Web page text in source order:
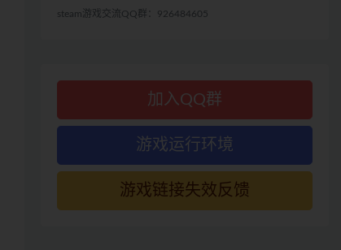
steam游戏交流QQ群：926484605
加入QQ群
游戏运行环境
游戏链接失效反馈